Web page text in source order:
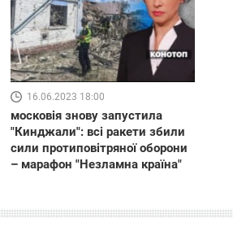
16.06.2023 18:00
московія знову запустила
"Кинджали": всі ракети збили
сили протиповітряної оборони
– марафон "Незламна країна"